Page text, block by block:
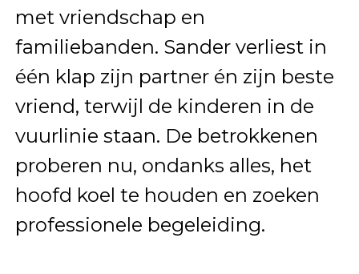
met vriendschap en
familiebanden. Sander verliest in
één klap zijn partner én zijn beste
vriend, terwijl de kinderen in de
vuurlinie staan. De betrokkenen
proberen nu, ondanks alles, het
hoofd koel te houden en zoeken
professionele begeleiding.